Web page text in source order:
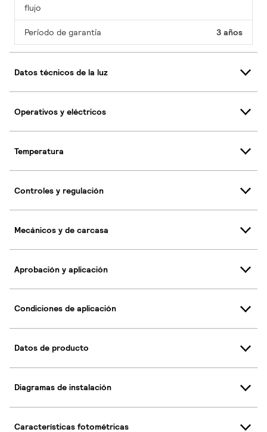
flujo
Período de garantía 3 años
Datos técnicos de la luz
Operativos y eléctricos
Temperatura
Controles y regulación
Mecánicos y de carcasa
Aprobación y aplicación
Condiciones de aplicación
Datos de producto
Diagramas de instalación
Características fotométricas